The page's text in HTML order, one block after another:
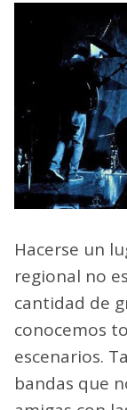
Hacerse un
regional no
cantidad de
conocemos
escenarios.
bandas que